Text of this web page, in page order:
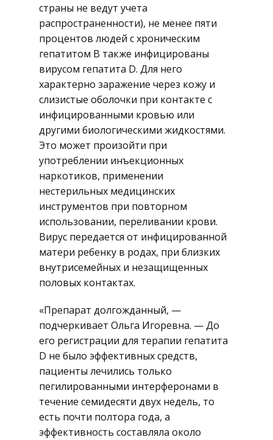
страны не ведут учета
распространенности), не менее пяти
процентов людей с хроническим
гепатитом B также инфицированы
вирусом гепатита D. Для него
характерно заражение через кожу и
слизистые оболочки при контакте с
инфицированными кровью или
другими биологическими жидкостями.
Это может произойти при
употреблении инъекционных
наркотиков, применении
нестерильных медицинских
инструментов при повторном
использовании, переливании крови.
Вирус передается от инфицированной
матери ребенку в родах, при близких
внутрисемейных и незащищенных
половых контактах.
«Препарат долгожданный, —
подчеркивает Ольга Игоревна. — До
его регистрации для терапии гепатита
D не было эффективных средств,
пациенты лечились только
пегилированными интерферонами в
течение семидесяти двух недель, то
есть почти полтора года, а
эффективность составляла около